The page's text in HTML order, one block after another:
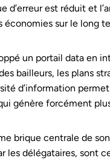
d’erreur est réduit et
sur le long
un portail data en
bailleurs, les plans
d’information
génère forcément
brique centrale de
délégataires, sont